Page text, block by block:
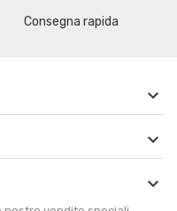
Consegna rapida


